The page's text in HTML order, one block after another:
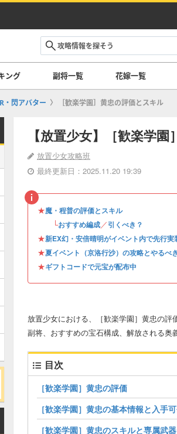
ング 副将一覧 花嫁一覧
・閃アバター ［歓楽学園］黄忠の評価とスキル
【放置少女】［歓楽学
放置少女攻略班
最終更新日：2025.11.20 19:39
★魔・程普の評価とスキル
└おすすめ編成／引くべき？
★新EX幻・安倍晴明がイベント内で先行実
★夏イベント（京洛行沙）の攻略とやるべ
★ギフトコードで元宝が配布中
放置少女における、［歓楽学園］黄忠の
副将、おすすめの宝石構成、解放される奥
目次
［歓楽学園］黄忠の評価
［歓楽学園］黄忠の基本情報と入手
［歓楽学園］黄忠のスキルと専属武器